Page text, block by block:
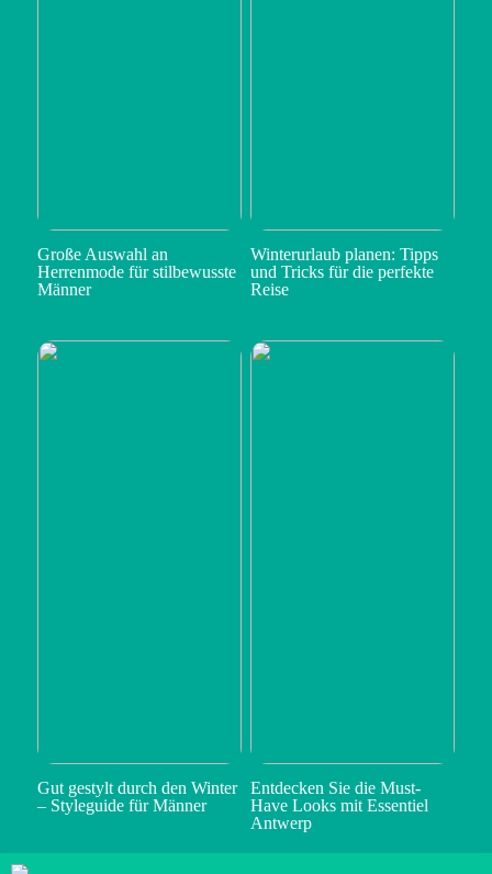
Große Auswahl an
Herrenmode für stilbewusste
Männer
Winterurlaub planen: Tipps
und Tricks für die perfekte
Reise
Gut gestylt durch den Winter
– Styleguide für Männer
Entdecken Sie die Must-
Have Looks mit Essentiel
Antwerp